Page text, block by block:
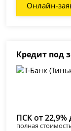
Онлайн-
Кредит под
ПСК от 22,9%
полная